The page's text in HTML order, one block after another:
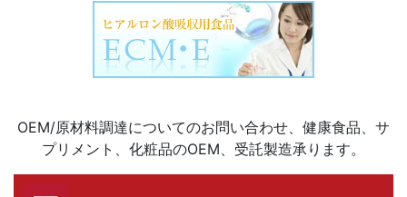
OEM/原材料調達についてのお問い合わせ、健康食品、サ
プリメント、化粧品のOEM、受託製造承ります。